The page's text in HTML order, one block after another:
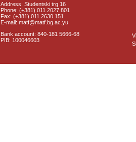
Address: Studentski trg 16
Phone: (+381) 011 2027 801
Fax: (+381) 011 2630 151
E-mail: matf@matf.bg.ac.yu
Bank account: 840-181 5666-68
PIB: 100046603